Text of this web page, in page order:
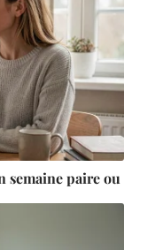
semaine paire ou